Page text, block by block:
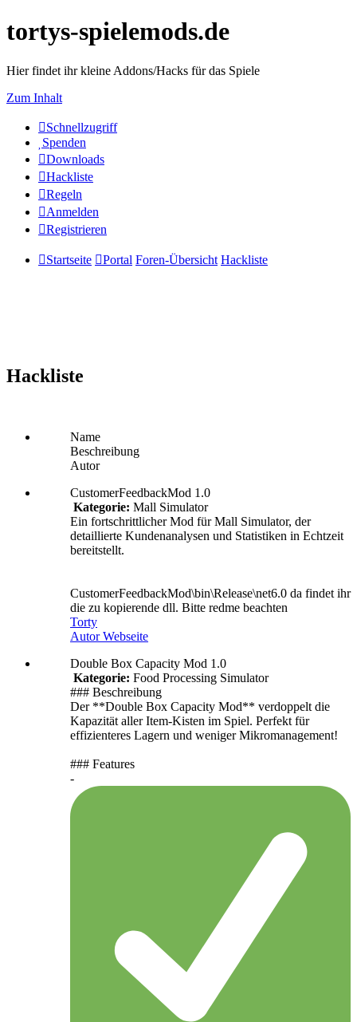
tortys-spielemods.de
Hier findet ihr kleine Addons/Hacks für das Spiele
Zum Inhalt
Schnellzugriff
Spenden
Downloads
Hackliste
Regeln
Anmelden
Registrieren
Startseite Portal Foren-Übersicht Hackliste
Hackliste
Name
Beschreibung
Autor
CustomerFeedbackMod 1.0
Kategorie: Mall Simulator
Ein fortschrittlicher Mod für Mall Simulator, der
detaillierte Kundenanalysen und Statistiken in Echtzeit
bereitstellt.
CustomerFeedbackMod\bin\Release\net6.0 da findet ihr
die zu kopierende dll. Bitte redme beachten
Torty
Autor Webseite
Double Box Capacity Mod 1.0
Kategorie: Food Processing Simulator
### Beschreibung
Der **Double Box Capacity Mod** verdoppelt die
Kapazität aller Item-Kisten im Spiel. Perfekt für
effizienteres Lagern und weniger Mikromanagement!
### Features
-